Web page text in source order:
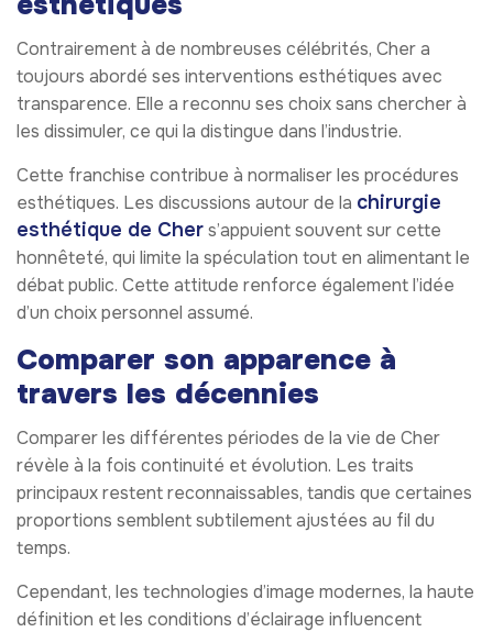
Contrairement à de nombreuses célébrités, Cher a
toujours abordé ses interventions esthétiques avec
transparence. Elle a reconnu ses choix sans chercher à
les dissimuler, ce qui la distingue dans l’industrie.
Cette franchise contribue à normaliser les procédures
esthétiques. Les discussions autour de la chirurgie
esthétique de Chers’appuient souvent sur cette
honnêteté, qui limite la spéculation tout en alimentant le
débat public. Cette attitude renforce également l’idée
d’un choix personnel assumé.
Comparer son apparence à
travers les décennies
Comparer les différentes périodes de la vie de Cher
révèle à la fois continuité et évolution. Les traits
principaux restent reconnaissables, tandis que certaines
proportions semblent subtilement ajustées au fil du
temps.
Cependant, les technologies d’image modernes, la haute
définition et les conditions d’éclairage influencent